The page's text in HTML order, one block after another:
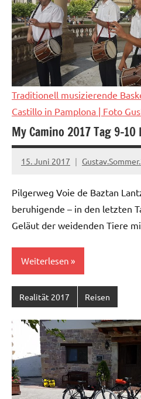
Traditionell musizierende
Castillo in Pamplona | Foto
My Camino 2017 Tag 9-10
15. Juni 2017
Pilgerweg Voie de Baztan
beruhigende – in den letzten
Geläut der weidenden Tiere
Weiterlesen
Realität 2017 Reisen